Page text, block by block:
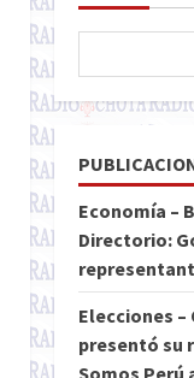
Economía –
Directorio:
Elecciones –
presentó su
Somos Perú